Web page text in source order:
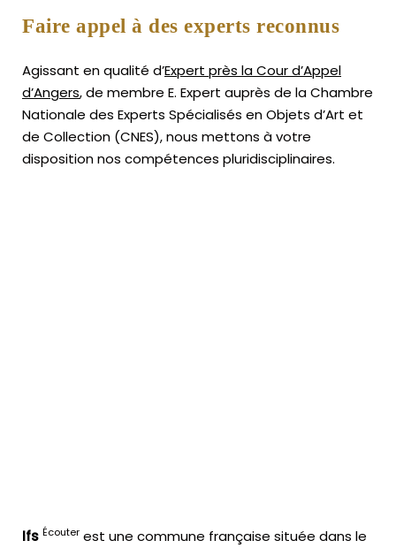
Faire appel à des experts reconnus
Agissant en qualité d’Expert près la Cour d’Appel
d’Angers, de membre E. Expert auprès de laChambre
Nationale des Experts Spécialisés en Objets d’Art et
de Collection (CNES),nous mettons à votre
disposition nos compétences pluridisciplinaires.
Ifs Écouter est une commune française située dans le